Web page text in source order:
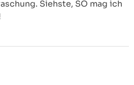
Siehste, SO mag ich